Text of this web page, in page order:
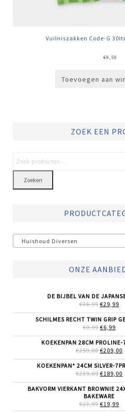
Vuilniszakken Code-G
€9,50
Toevoegen aan
ZOEK EEN
Zoeken
Huishoud Diversen
ONZE
DE BIJBEL VAN DE
€36,99
WAS:
€36,99.
€29,99
IS:
SCHILMES RECHT TWIN GRIP
€9,99
WAS:
€9,99.
€6,99
IS:
KOEKENPAN 28CM PROLINE-
€259,00
WAS:
€259,00.
€209,00
KOEKENPAN* 24CM SILVER-
€239,00
WAS:
€239,00.
€189,00
BAKVORM VIERKANT BROWNIE
BAKEWARE
€23,99
PRIJS
€19,99